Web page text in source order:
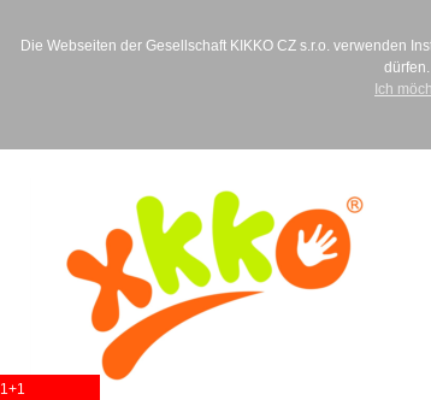
Die Webseiten der Gesellschaft KIKKO CZ s.r.o. verwenden
Ich
1+1